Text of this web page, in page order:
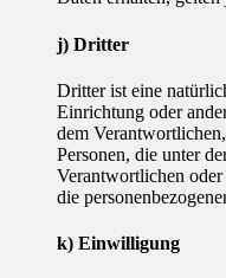
j) Dritter
Dritter ist eine
Einrichtung oder
dem
Personen, die unter
Verantwortlichen
die
k) Einwilligung